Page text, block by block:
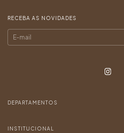
RECEBA AS NOVIDADES
DEPARTAMENTOS
INSTITUCIONAL